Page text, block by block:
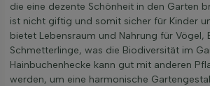
die eine dezente Schönheit in den Garten
ist nicht giftig und somit sicher für Kinder
bietet Lebensraum und Nahrung für Vögel,
Schmetterlinge, was die Biodiversität im
Hainbuchenhecke kann gut mit anderen
werden, um eine harmonische